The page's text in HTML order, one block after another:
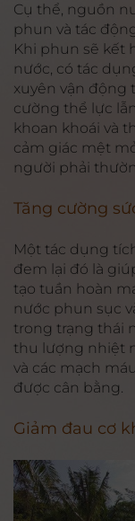
Cụ thể, nguồn
phun và tác
Khi phun sẽ kết
nước, có tác
xuyên vận động
cường thể lực
khoan khoái và
cảm giác mệt
người phải
Tăng cường
Một tác dụng
đem lại đó là
tạo tuần hoàn
nước phun sục
trong trạng thái
thu lượng nhiệt
và các mạch
được cân bằng.
Giảm đau cơ